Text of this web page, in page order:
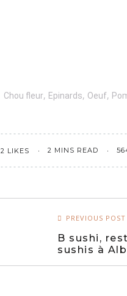
Chou fleur, Epinards, Oeuf,
2 LIKES 2 MINS READ
PREVIOUS POST
B sushi,
sushis à